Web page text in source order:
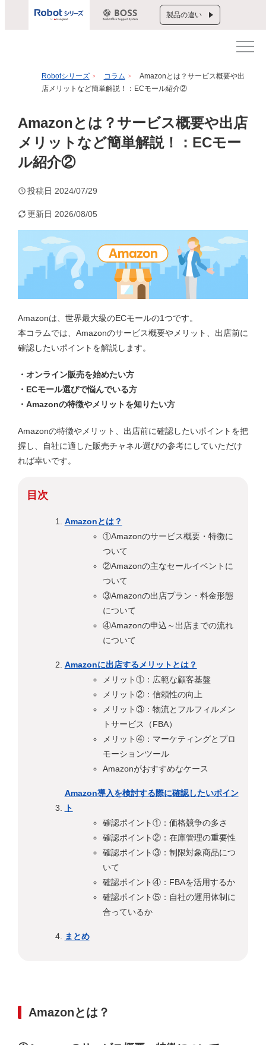
製品の違い
Robotシリーズ コラム
Amazonとは？サービス概要や出
店メリットなど簡単解説！：ECモール紹介②
Amazonとは？サービス概要や出店
メリットなど簡単解説！：ECモー
ル紹介②
投稿日 2024/07/29
更新日 2026/08/05
Amazonは、世界最大級のECモールの1つです。
本コラムでは、Amazonのサービス概要やメリット、出店前に
確認したいポイントを解説します。
・オンライン販売を始めたい方
・ECモール選びで悩んでいる方
・Amazonの特徴やメリットを知りたい方
Amazonの特徴やメリット、出店前に確認したいポイントを把
握し、自社に適した販売チャネル選びの参考にしていただけ
れば幸いです。
目次
Amazonとは？
①Amazonのサービス概要・特徴に
ついて
②Amazonの主なセールイベントに
ついて
③Amazonの出店プラン・料金形態
について
④Amazonの申込～出店までの流れ
について
Amazonに出店するメリットとは？
メリット①：広範な顧客基盤
メリット②：信頼性の向上
メリット③：物流とフルフィルメン
トサービス（FBA）
メリット④：マーケティングとプロ
モーションツール
Amazonがおすすめなケース
Amazon導入を検討する際に確認したいポイン
ト
確認ポイント①：価格競争の多さ
確認ポイント②：在庫管理の重要性
確認ポイント③：制限対象商品につ
いて
確認ポイント④：FBAを活用するか
確認ポイント⑤：自社の運用体制に
合っているか
まとめ
Amazonとは？